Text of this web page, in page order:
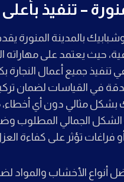
– تنفيذ
بالمدينة المنورة
حيث يعتمد على مهاراته
تنفيذ جميع أعمال النجارة
في القياسات لضمان
بشكل مثالي دون أي أخطاء،
الجمالي المطلوب
فراغات تؤثر على كفاءة
أنواع الأخشاب والمواد